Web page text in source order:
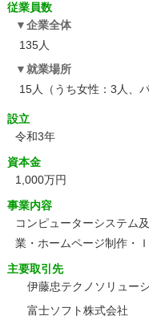
従業員数
企業全体
135人
就業場所
15人（うち女性：3人、
設立
令和3年
資本金
1,000万円
事業内容
コンピューターシステム
業・ホームページ制作・
主要取引先
伊藤忠テクノソリュー
富士ソフト株式会社